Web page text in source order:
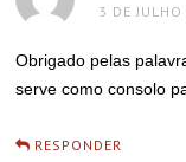
3 DE
Obrigado pelas
serve como consolo
RESPONDER